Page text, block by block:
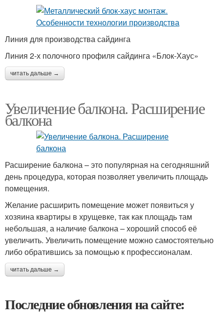
Линия для производства сайдинга
Линия 2-х полочного профиля сайдинга «Блок-Хаус»
читать дальше →
Увеличение балкона. Расширение
балкона
Расширение балкона – это популярная на сегодняшний
день процедура, которая позволяет увеличить площадь
помещения.
Желание расширить помещение может появиться у
хозяина квартиры в хрущевке, так как площадь там
небольшая, а наличие балкона – хороший способ её
увеличить. Увеличить помещение можно самостоятельно
либо обратившись за помощью к профессионалам.
читать дальше →
Последние обновления на сайте: